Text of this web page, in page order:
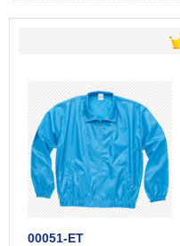
00051-ET